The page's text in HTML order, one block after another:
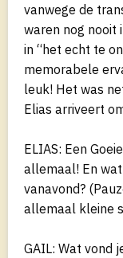
vanwege de
waren nog nooit
in “het echt te
memorabele
leuk! Het was
Elias arriveert
ELIAS: Een
allemaal! En
vanavond?
allemaal kleine
GAIL: Wat vond